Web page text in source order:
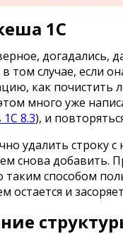
1С
догадались,
том случае, если
как почистить
много уже
8.3), и
удалить строку
снова добавить.
таким способом
остается и